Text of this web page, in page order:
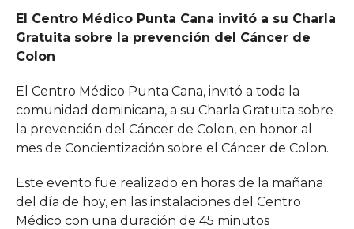
El Centro Médico Punta Cana invitó a su Charla
Gratuita sobre la prevención del Cáncer de
Colon
El Centro Médico Punta Cana, invitó a toda la
comunidad dominicana, a su Charla Gratuita sobre
la prevención del Cáncer de Colon, en honor al
mes de Concientización sobre el Cáncer de Colon.
Este evento fue realizado en horas de la mañana
del día de hoy, en las instalaciones del Centro
Médico con una duración de 45 minutos